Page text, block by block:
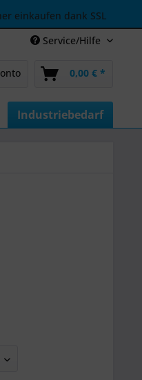
einkaufen dank SSL
Service/Hilfe
0,00 € *
Industriebedarf